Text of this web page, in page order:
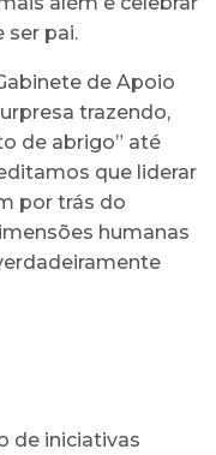
ser pai.
de Apoio
trazendo,
de abrigo” até
que liderar
por trás do
humanas
de iniciativas